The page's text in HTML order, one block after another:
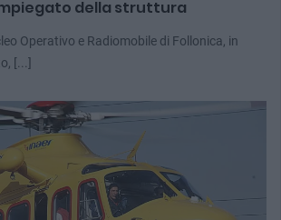
della struttura
Operativo e Radiomobile di Follonica, in
[...]